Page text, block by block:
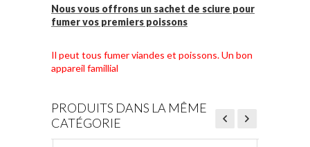
Nous vous offrons un sachet de sciure pour
fumer vos premiers poissons
Il peut tous fumer viandes et poissons. Un bon
appareil famillial
PRODUITS DANS LA MÊME
CATÉGORIE